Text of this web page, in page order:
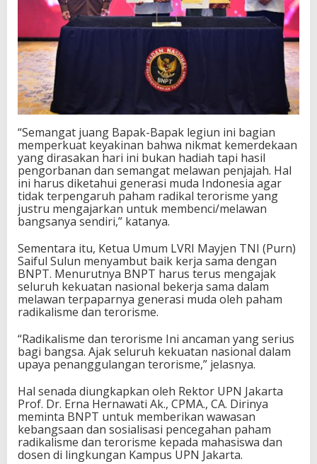
“Semangat juang Bapak-Bapak legiun ini bagian
memperkuat keyakinan bahwa nikmat kemerdekaan
yang dirasakan hari ini bukan hadiah tapi hasil
pengorbanan dan semangat melawan penjajah. Hal
ini harus diketahui generasi muda Indonesia agar
tidak terpengaruh paham radikal terorisme yang
justru mengajarkan untuk membenci/melawan
bangsanya sendiri,” katanya.
Sementara itu, Ketua Umum LVRI Mayjen TNI (Purn)
Saiful Sulun menyambut baik kerja sama dengan
BNPT. Menurutnya BNPT harus terus mengajak
seluruh kekuatan nasional bekerja sama dalam
melawan terpaparnya generasi muda oleh paham
radikalisme dan terorisme.
“Radikalisme dan terorisme Ini ancaman yang serius
bagi bangsa. Ajak seluruh kekuatan nasional dalam
upaya penanggulangan terorisme,” jelasnya.
Hal senada diungkapkan oleh Rektor UPN Jakarta
Prof. Dr. Erna Hernawati Ak., CPMA., CA. Dirinya
meminta BNPT untuk memberikan wawasan
kebangsaan dan sosialisasi pencegahan paham
radikalisme dan terorisme kepada mahasiswa dan
dosen di lingkungan Kampus UPN Jakarta.